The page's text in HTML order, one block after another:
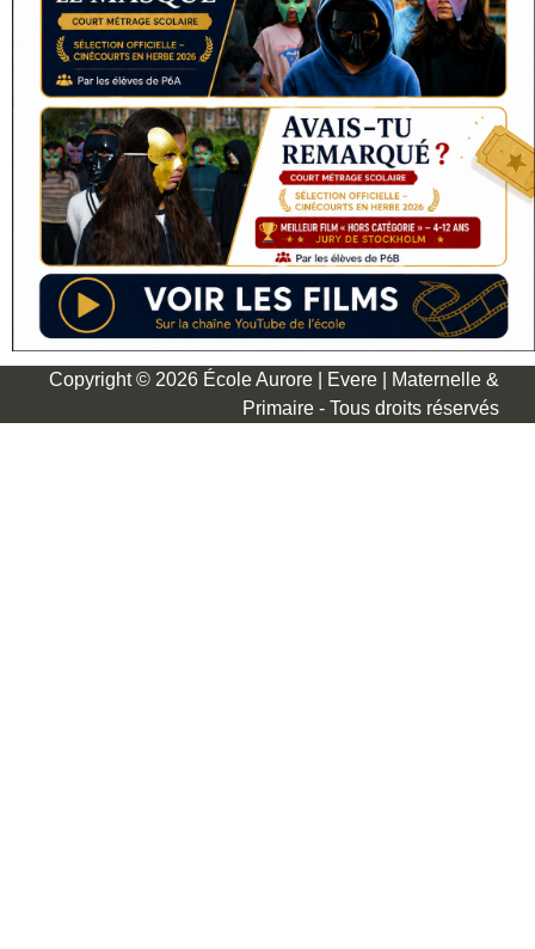
Copyright © 2026 École Aurore | Evere | Maternelle &
Primaire - Tous droits réservés